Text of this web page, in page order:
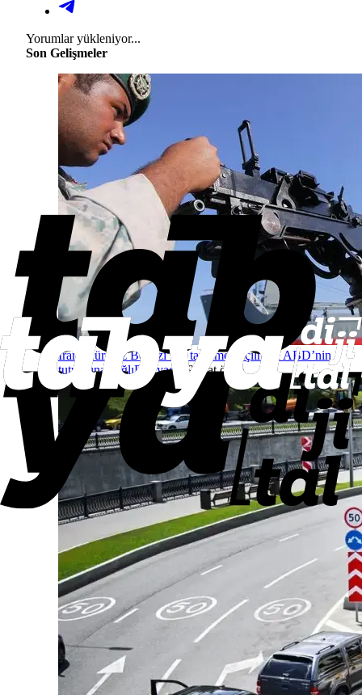
Yorumlar yükleniyor...
Son Gelişmeler
İran: Hürmüz Boğazı’nın tamamen açılması ABD’nin
tutumuna bağlıDünyadan 9 saat önce